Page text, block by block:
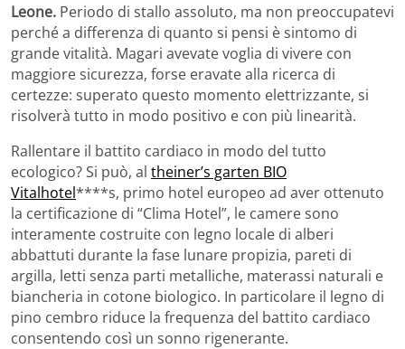
Leone. Periodo di stallo assoluto, ma non preoccupatevi
perché a differenza di quanto si pensi è sintomo di
grande vitalità. Magari avevate voglia di vivere con
maggiore sicurezza, forse eravate alla ricerca di
certezze: superato questo momento elettrizzante, si
risolverà tutto in modo positivo e con più linearità.
Rallentare il battito cardiaco in modo del tutto
ecologico? Si può, al theiner’s garten BIO
Vitalhotel****s, primo hotel europeo ad aver ottenuto
la certificazione di “Clima Hotel”, le camere sono
interamente costruite con legno locale di alberi
abbattuti durante la fase lunare propizia, pareti di
argilla, letti senza parti metalliche, materassi naturali e
biancheria in cotone biologico. In particolare il legno di
pino cembro riduce la frequenza del battito cardiaco
consentendo così un sonno rigenerante.